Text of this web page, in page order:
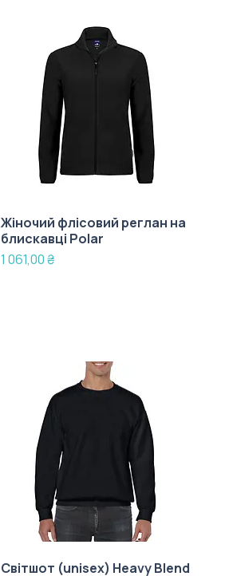
Жіночий флісовий реглан на
блискавці Polar
Ціна
1 061,00 ₴
Світшот (unisex) Heavy Blend